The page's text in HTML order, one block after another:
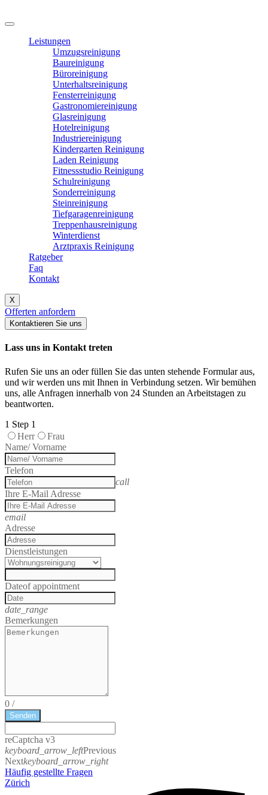
Leistungen
Umzugsreinigung
Baureinigung
Büroreinigung
Unterhaltsreinigung
Fensterreinigung
Gastronomiereinigung
Glasreinigung
Hotelreinigung
Industriereinigung
Kindergarten Reinigung
Laden Reinigung
Fitnessstudio Reinigung
Schulreinigung
Sonderreinigung
Steinreinigung
Tiefgaragenreinigung
Treppenhausreinigung
Winterdienst
Arztpraxis Reinigung
Ratgeber
Faq
Kontakt
X
Offerten anfordern
Kontaktieren Sie uns
Lass uns in Kontakt treten
Rufen Sie uns an oder füllen Sie das unten stehende Formular aus,
und wir werden uns mit Ihnen in Verbindung setzen. Wir bemühen
uns, alle Anfragen innerhalb von 24 Stunden an Arbeitstagen zu
beantworten.
1 Step 1
Herr
Frau
Name/ Vorname
Telefon
call
Ihre E-Mail Adresse
email
Adresse
Dienstleistungen
Dateof appointment
date_range
Bemerkungen
0 /
Senden
reCaptcha v3
keyboard_arrow_leftPrevious
Nextkeyboard_arrow_right
Häufig gestellte Fragen
Zürich